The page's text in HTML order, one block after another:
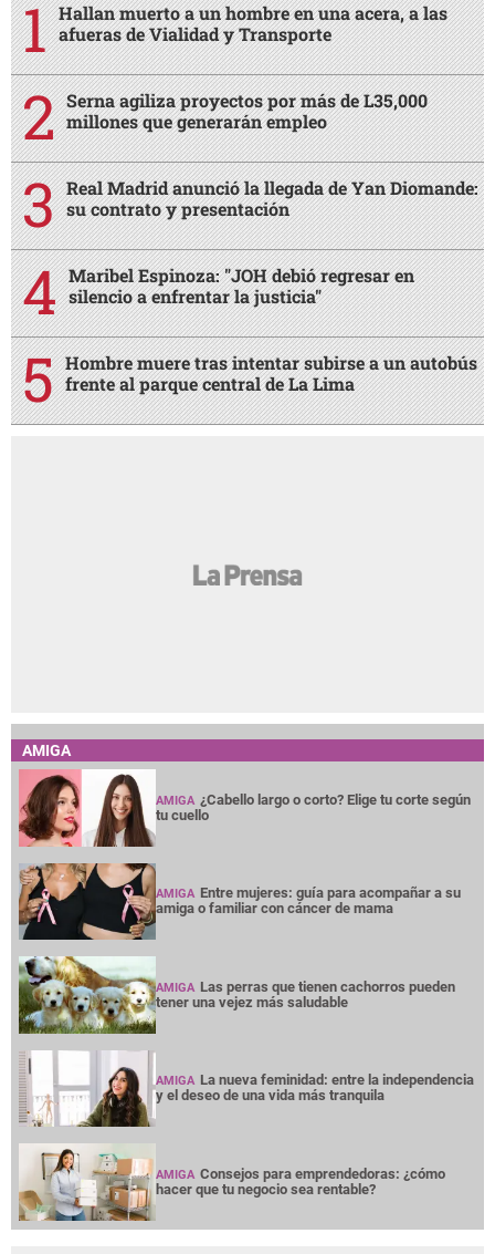
Hallan muerto a un hombre en una acera, a las
afueras de Vialidad y Transporte
Serna agiliza proyectos por más de L35,000
millones que generarán empleo
Real Madrid anunció la llegada de Yan Diomande:
su contrato y presentación
Maribel Espinoza: "JOH debió regresar en
silencio a enfrentar la justicia"
Hombre muere tras intentar subirse a un autobús
frente al parque central de La Lima
AMIGA
AMIGA ¿Cabello largo o corto? Elige tu corte según
tu cuello
AMIGA Entre mujeres: guía para acompañar a su
amiga o familiar con cáncer de mama
AMIGA Las perras que tienen cachorros pueden
tener una vejez más saludable
AMIGA La nueva feminidad: entre la independencia
y el deseo de una vida más tranquila
AMIGA Consejos para emprendedoras: ¿cómo
hacer que tu negocio sea rentable?